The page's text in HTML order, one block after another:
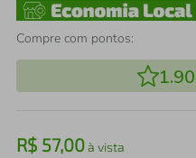
Compre com pontos:
R$ 57,00à vista